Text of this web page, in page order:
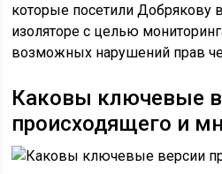
которые посетили Добрякову
изоляторе с целью
возможных нарушений прав
Каковы ключевые
происходящего и